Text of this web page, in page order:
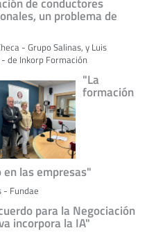
un problema de
- Grupo Salinas, y Luis
de Inkorp Formación
"La
formación
las empresas"
- Fundae
para la Negociación
incorpora la IA"